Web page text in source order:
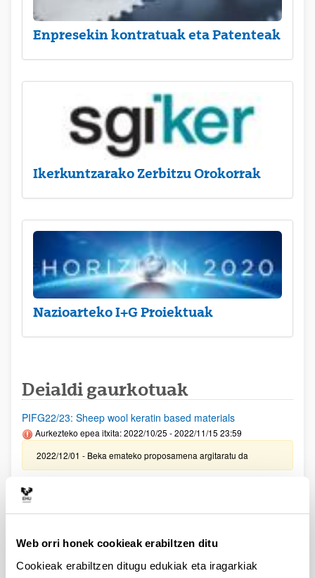
Web orri honek cookieak erabiltzen ditu
Cookieak erabiltzen ditugu edukiak eta iragarkiak
Enpresekin kontratuak eta Patenteak
Ikerkuntzarako Zerbitzu Orokorrak
Nazioarteko I+G Proiektuak
Deialdi gaurkotuak
PIFG22/23: Sheep wool keratin based materials
Aurkezteko epea itxita: 2022/10/25 - 2022/11/15 23:59
2022/12/01 - Beka emateko proposamena argitaratu da
PIFG22/25: “Superconducting circuits”
PIFG22/24: “Optical fiber sensors"
Aurkezteko epea itxita: 2022/10/27 - 2022/11/18 23:59